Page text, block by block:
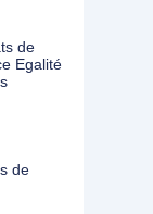
de
Egalité
de